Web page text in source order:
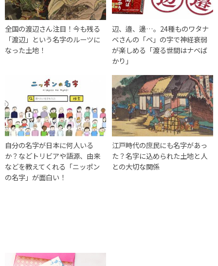
全国の渡辺さん注目！今も残る
「渡辺」という名字のルーツに
なった土地！
辺、邉、邊…。24種ものワタナ
ベさんの「ベ」の字で神経衰弱
が楽しめる「渡る世間はナベば
かり」
自分の名字が日本に何人いる
か？などトリビアや語源、由来
などを教えてくれる「ニッポン
の名字」が面白い！
江戸時代の庶民にも名字があっ
た？名字に込められた土地と人
との大切な関係